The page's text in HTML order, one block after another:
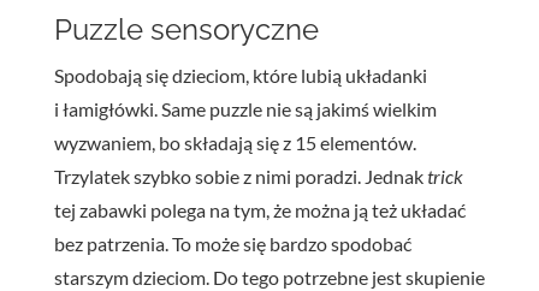
Puzzle sensoryczne
Spodobają się dzieciom, które lubią układanki
i łamigłówki. Same puzzle nie są jakimś wielkim
wyzwaniem, bo składają się z 15 elementów.
Trzylatek szybko sobie z nimi poradzi. Jednaktrick
tej zabawki polega na tym, że można ją też układać
bez patrzenia. To może się bardzo spodobać
starszym dzieciom. Do tego potrzebne jest skupienie